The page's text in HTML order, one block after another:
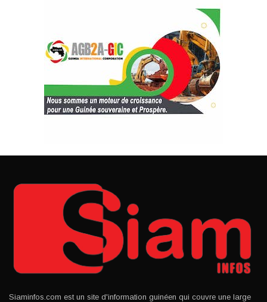
Siaminfos.com est un site d'information guinéen qui couvre une large